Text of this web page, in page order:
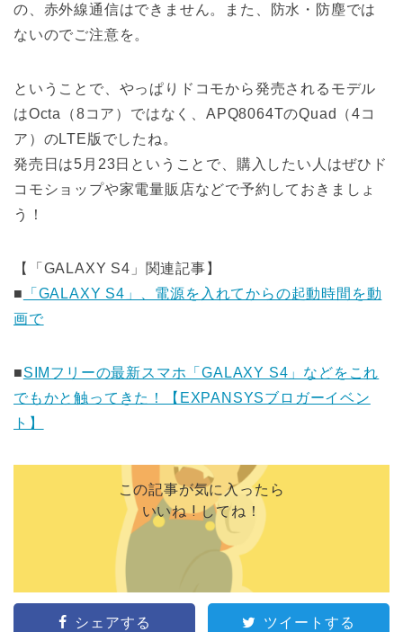
の、赤外線通信はできません。また、防水・防塵では
ないのでご注意を。
ということで、やっぱりドコモから発売されるモデル
はOcta（8コア）ではなく、APQ8064TのQuad（4コ
ア）のLTE版でしたね。
発売日は5月23日ということで、購入したい人はぜひド
コモショップや家電量販店などで予約しておきましょ
う！
【「GALAXY S4」関連記事】
■
「GALAXY S4」、電源を入れてからの起動時間を動
画で
■SIMフリーの最新スマホ「GALAXY S4」などをこれ
でもかと触ってきた！【EXPANSYSブロガーイベン
ト】
この記事が気に入ったら
いいね ! してね！
シェアする ツイートする